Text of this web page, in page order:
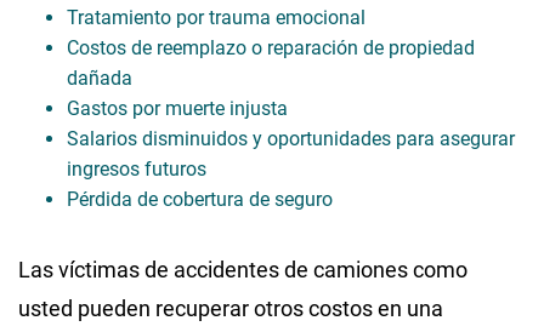
Tratamiento por trauma emocional
Costos de reemplazo o reparación de propiedad
dañada
Gastos por muerte injusta
Salarios disminuidos y oportunidades para asegurar
ingresos futuros
Pérdida de cobertura de seguro
Las víctimas de accidentes de camiones como
usted pueden recuperar otros costos en una